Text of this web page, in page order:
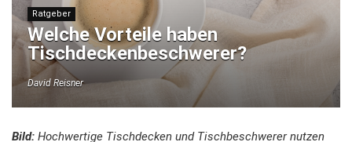
Ratgeber
Welche Vorteile haben
Tischdeckenbeschwerer?
David Reisner
Bild: Hochwertige Tischdecken und Tischbeschwerer nutzen